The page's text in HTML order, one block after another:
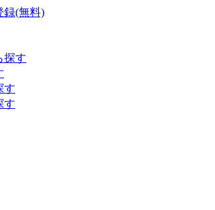
録(無料)
探す
す
す